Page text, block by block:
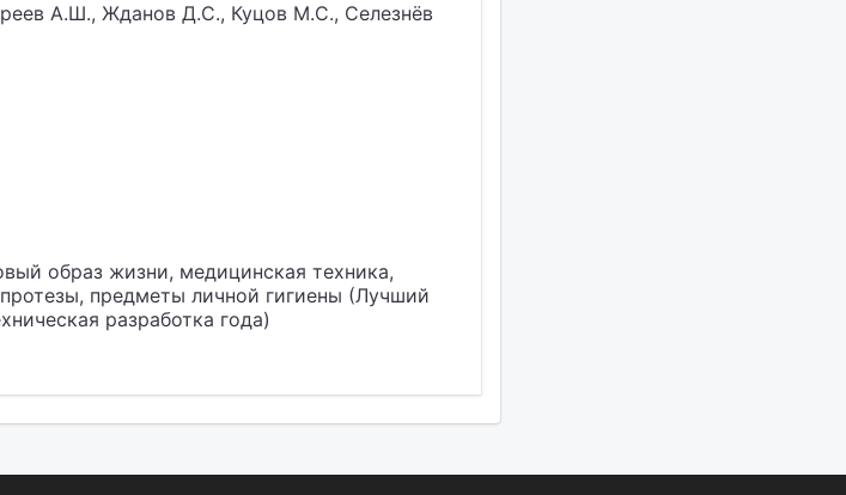
А.Ш., Жданов Д.С., Куцов М.С., Селезнёв
образ жизни, медицинская техника,
предметы личной гигиены (Лучший
разработка года)